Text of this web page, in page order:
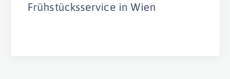
Frühstücksservice in Wien